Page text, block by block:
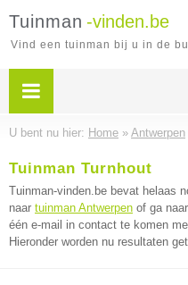
Tuinman -vinden.be
Vind een tuinman bij u in de
U bent nu hier: Home » Antwerpen
Tuinman Turnhout
Tuinman-vinden.be bevat helaas
naar tuinman Antwerpen of ga naar
één e-mail in contact te komen
Hieronder worden nu resultaten